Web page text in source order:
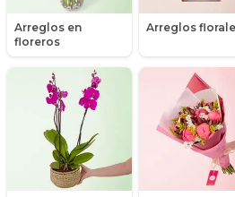
Arreglos en
floreros
ArreglosGirasoles
Globos
Graduación
Hipericum
Libros